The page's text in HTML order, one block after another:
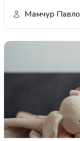
Мамчур Павло